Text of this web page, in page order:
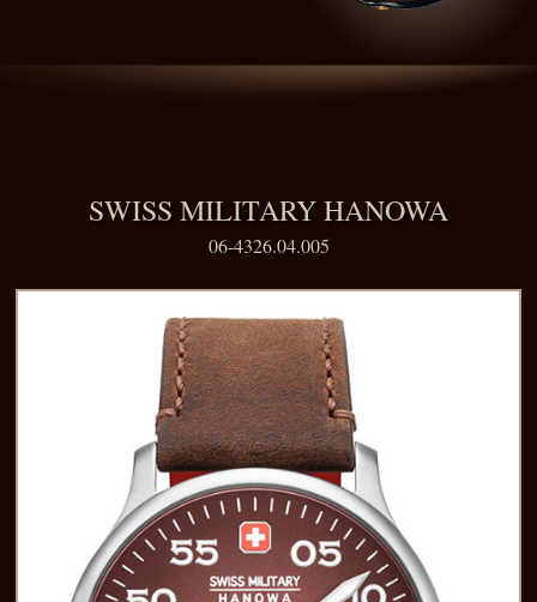
SWISS MILITARY HANOWA
06-4326.04.005